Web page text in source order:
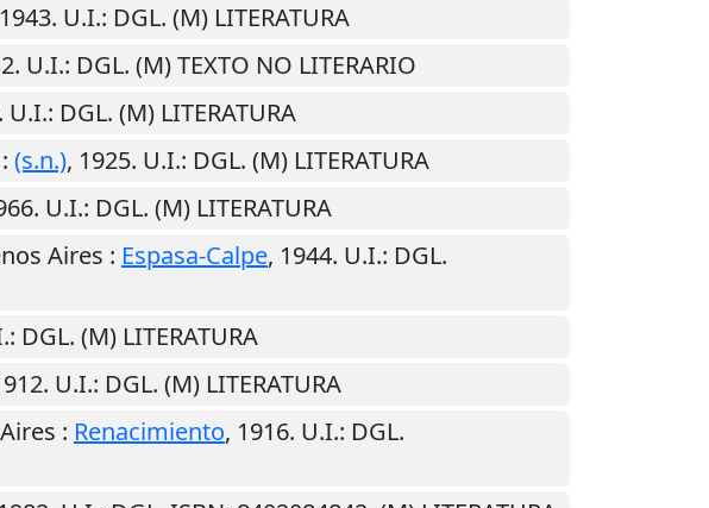
1943. U.I.: DGL. (M) LITERATURA
. U.I.: DGL. (M) TEXTO NO LITERARIO
. U.I.: DGL. (M) LITERATURA
: (s.n.), 1925. U.I.: DGL. (M) LITERATURA
. U.I.: DGL. (M) LITERATURA
Aires : Espasa-Calpe, 1944. U.I.: DGL.
: DGL. (M) LITERATURA
. U.I.: DGL. (M) LITERATURA
: Renacimiento, 1916. U.I.: DGL.